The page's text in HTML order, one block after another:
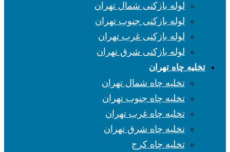
لوله بازکنی شمال تهران
لوله بازکنی جنوب تهران
لوله بازکنی غرب تهران
لوله بازکنی شرق تهران
تخلیه چاه تهران
تخلیه چاه شمال تهران
تخلیه چاه جنوب تهران
تخلیه چاه غرب تهران
تخلیه چاه شرق تهران
تخلیه چاه کرج